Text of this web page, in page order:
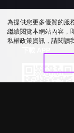
為提供您更多優質的服
繼續閱覽本網站內容，
私權政策資訊，請閱讀